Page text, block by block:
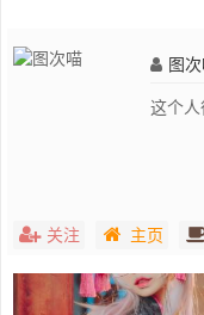
图
这个人
关注 主页